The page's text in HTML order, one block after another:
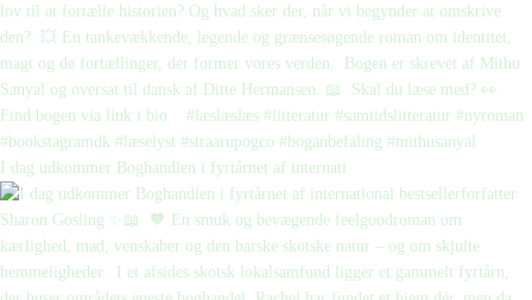
I dag udkommer Boghandlen i fyrtårnet af internati